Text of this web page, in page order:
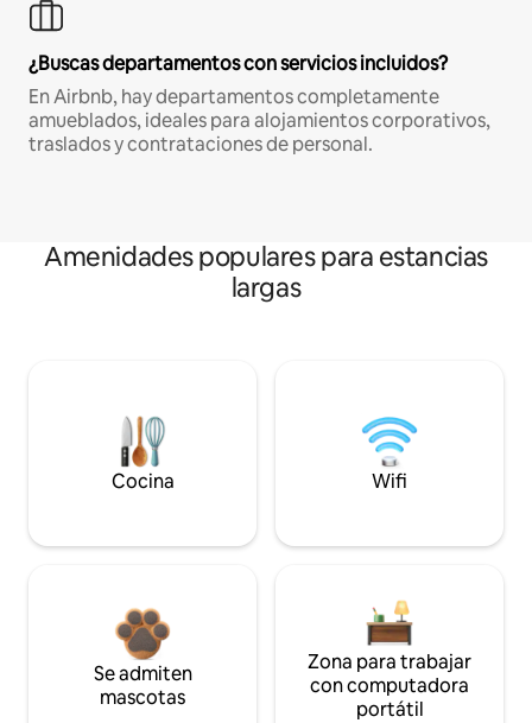
¿Buscas departamentos con servicios incluidos?
En Airbnb, hay departamentos completamente
amueblados, ideales para alojamientos corporativos,
traslados y contrataciones de personal.
Amenidades populares para estancias
largas
Cocina Wifi
Se admiten
mascotas
Zona para trabajar
con computadora
portátil